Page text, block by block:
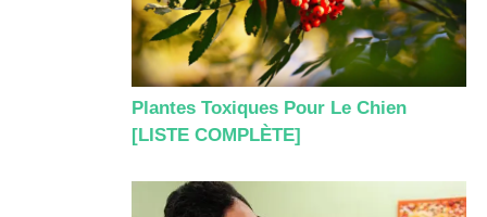
Plantes Toxiques Pour Le Chien
[LISTE COMPLÈTE]